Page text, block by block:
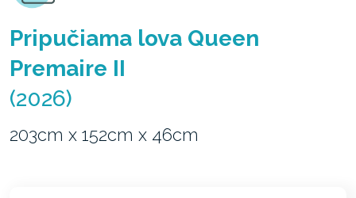
Pripučiama lova Queen
Premaire II
(2026)
203cm x 152cm x 46cm